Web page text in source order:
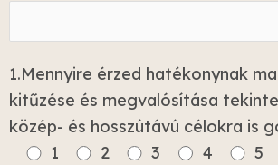
1.Mennyire érzed hatékonynak
kitűzése és megvalósítása
közép- és hosszútávú célokra is
1
2 3 4 5